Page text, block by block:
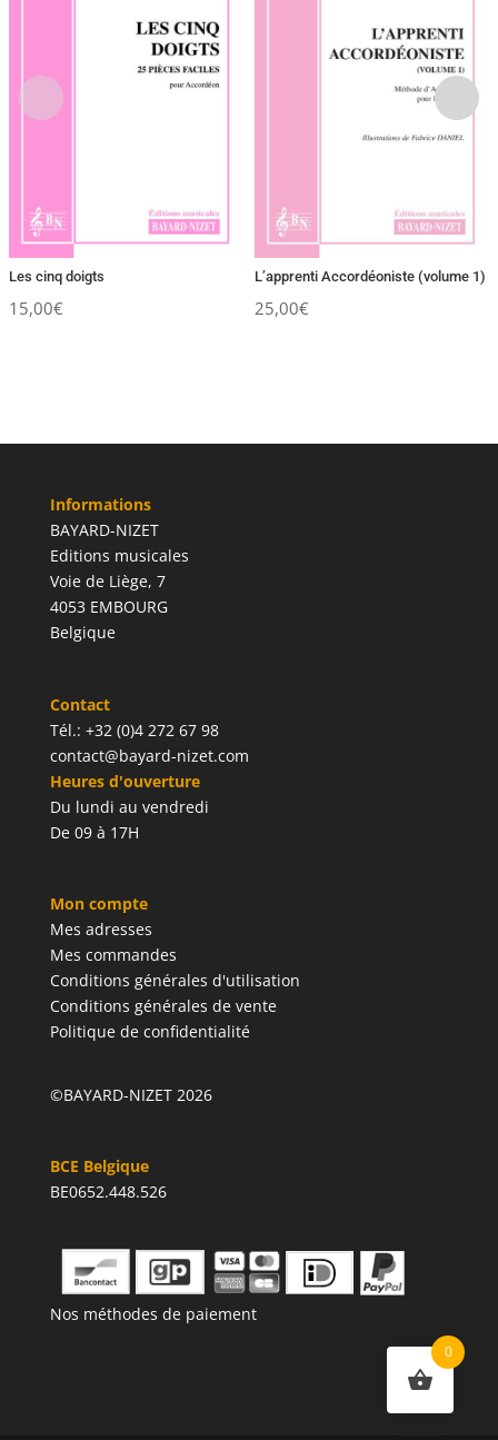
Les cinq doigts
15,00€
L’apprenti Accordéoniste (volume 1)
25,00€
Informations
BAYARD-NIZET
Editions musicales
Voie de Liège, 7
4053 EMBOURG
Belgique
Contact
Tél.: +32 (0)4 272 67 98
contact@bayard-nizet.com
Heures d'ouverture
Du lundi au vendredi
De 09 à 17H
Mon compte
Mes adresses
Mes commandes
Conditions générales d'utilisation
Conditions générales de vente
Politique de confidentialité
©BAYARD-NIZET 2026
BCE Belgique
BE0652.448.526
Nos méthodes de paiement
0